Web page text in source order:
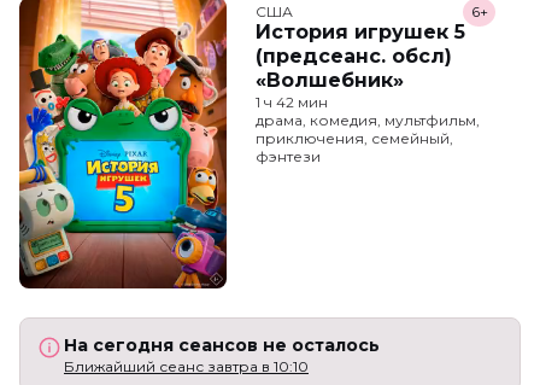
США
История игрушек 5
(предсеанс. обсл)
«Волшебник»
6+
1 ч 42 мин
драма, комедия, мультфильм,
приключения, семейный,
фэнтези
На сегодня сеансов не осталось
Ближайший сеанс завтра в 10:10